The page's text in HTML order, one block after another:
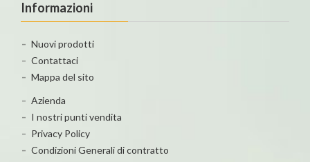
Informazioni
Nuovi prodotti
Contattaci
Mappa del sito
Azienda
I nostri punti vendita
Privacy Policy
Condizioni Generali di contratto